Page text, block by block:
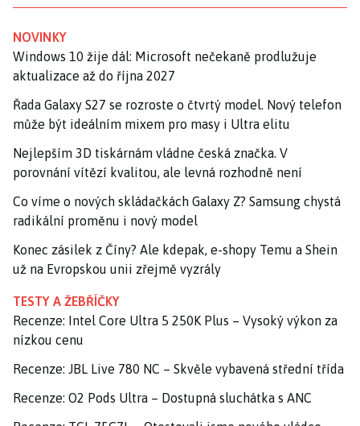
NOVINKY
Windows 10 žije dál: Microsoft nečekaně prodlužuje
aktualizace až do října 2027
Řada Galaxy S27 se rozroste o čtvrtý model. Nový telefon
může být ideálním mixem pro masy i Ultra elitu
Nejlepším 3D tiskárnám vládne česká značka. V
porovnání vítězí kvalitou, ale levná rozhodně není
Co víme o nových skládačkách Galaxy Z? Samsung chystá
radikální proměnu i nový model
Konec zásilek z Číny? Ale kdepak, e-shopy Temu a Shein
už na Evropskou unii zřejmě vyzrály
TESTY A ŽEBŘÍČKY
Recenze: Intel Core Ultra 5 250K Plus – Vysoký výkon za
nízkou cenu
Recenze: JBL Live 780 NC – Skvěle vybavená střední třída
Recenze: O2 Pods Ultra – Dostupná sluchátka s ANC